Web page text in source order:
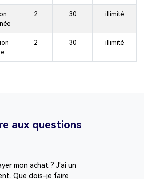
2 30 illimité
2 30 illimité
aux questions
mon achat ? J'ai un
Que dois-je faire